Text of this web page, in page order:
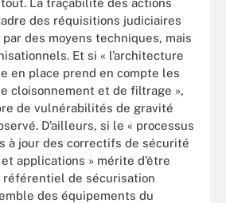
tout. La traçabilité des actions
des réquisitions judiciaires
par des moyens techniques, mais
Et si « l’architecture
en place prend en compte les
cloisonnement et de filtrage »,
de vulnérabilités de gravité
D’ailleurs, si le « processus
à jour des correctifs de sécurité
applications » mérite d’être
référentiel de sécurisation
des équipements du